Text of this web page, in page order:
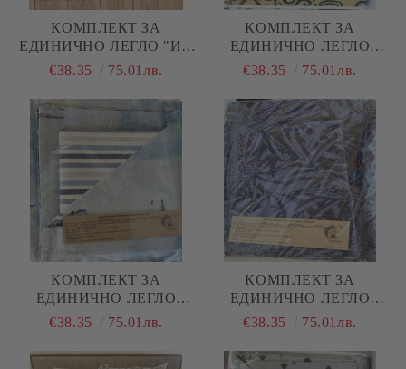
КОМПЛЕКТ ЗА
ЕДИНИЧНО ЛЕГЛО "ИН
И ЯН"
€38.35 75.01лв.
КОМПЛЕКТ ЗА
ЕДИНИЧНО ЛЕГЛО
"ЖЪЛТИ ОРНАМЕНТИ"
€38.35 75.01лв.
КОМПЛЕКТ ЗА
ЕДИНИЧНО ЛЕГЛО
"КОРАБИ КАРТИНА"
€38.35 75.01лв.
КОМПЛЕКТ ЗА
ЕДИНИЧНО ЛЕГЛО
"СИНИ ЛИСТА""
€38.35 75.01лв.